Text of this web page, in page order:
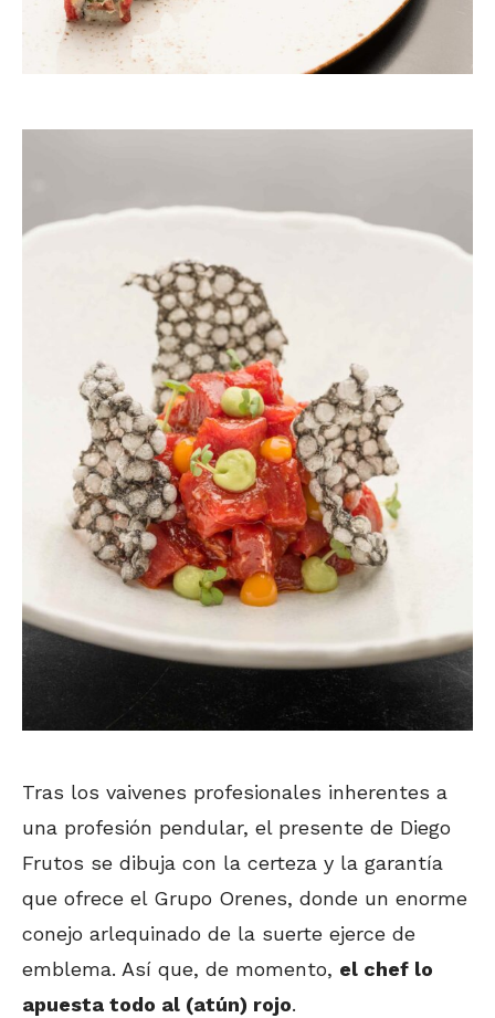
Tras los vaivenes profesionales inherentes a
una profesión pendular, el presente de Diego
Frutos se dibuja con la certeza y la garantía
que ofrece el Grupo Orenes, donde un enorme
conejo arlequinado de la suerte ejerce de
emblema. Así que, de momento, el chef lo
apuesta todo al (atún) rojo.